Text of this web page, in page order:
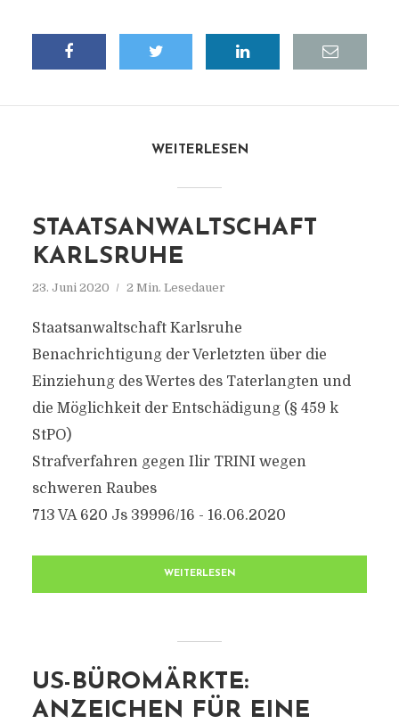
WEITERLESEN
STAATSANWALTSCHAFT
KARLSRUHE
23. Juni 2020 2 Min. Lesedauer
Staatsanwaltschaft Karlsruhe
Benachrichtigung der Verletzten über die
Einziehung des Wertes des Taterlangten und
die Möglichkeit der Entschädigung (§ 459 k
StPO)
Strafverfahren gegen Ilir TRINI wegen
schweren Raubes
713 VA 620 Js 39996/16 - 16.06.2020
WEITERLESEN
US-BÜROMÄRKTE:
ANZEICHEN FÜR EINE